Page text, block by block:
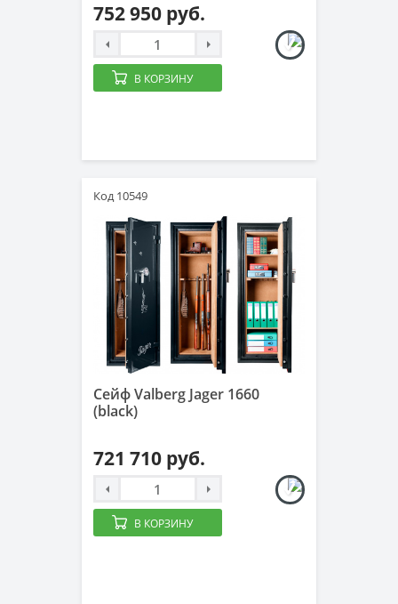
752 950 руб.
В КОРЗИНУ
Код 10549
Сейф Valberg Jager 1660
(black)
721 710 руб.
В КОРЗИНУ